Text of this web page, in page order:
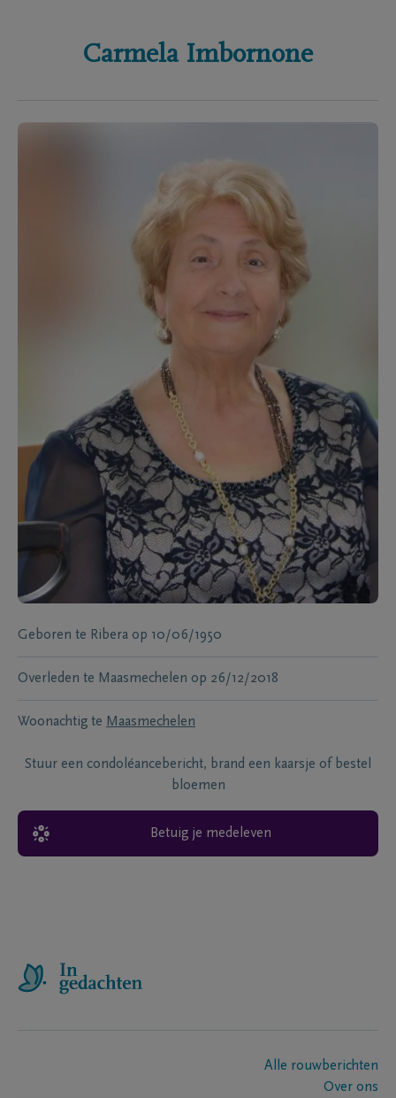
Carmela Imbornone
Geboren te Ribera op 10/06/1950
Overleden te Maasmechelen op 26/12/2018
Woonachtig te Maasmechelen
Stuur een condoléancebericht, brand een kaarsje of bestel
bloemen
Betuig je medeleven
Alle rouwberichten
Over ons